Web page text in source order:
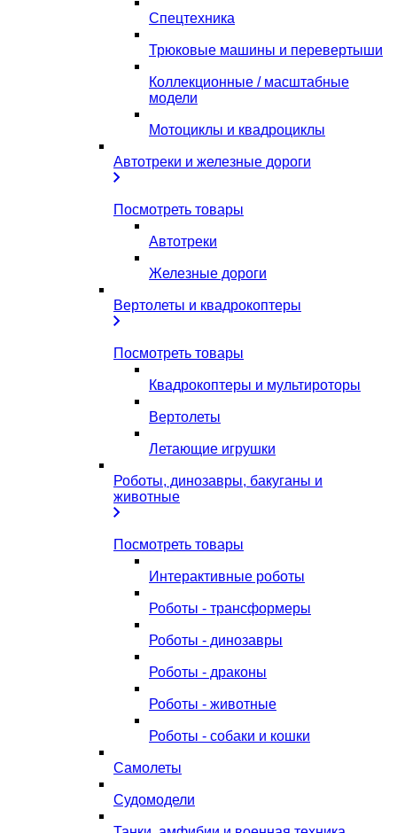
Спецтехника
Трюковые машины и перевертыши
Коллекционные / масштабные
модели
Мотоциклы и квадроциклы
Автотреки и железные дороги
Посмотреть товары
Автотреки
Железные дороги
Вертолеты и квадрокоптеры
Посмотреть товары
Квадрокоптеры и мультироторы
Вертолеты
Летающие игрушки
Роботы, динозавры, бакуганы и
животные
Посмотреть товары
Интерактивные роботы
Роботы - трансформеры
Роботы - динозавры
Роботы - драконы
Роботы - животные
Роботы - собаки и кошки
Самолеты
Судомодели